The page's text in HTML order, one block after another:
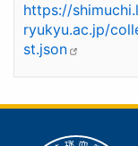
https://
ryukyu.ac.jp/
st.json